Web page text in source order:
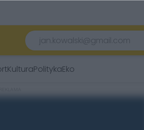
KulturaPolitykaEko